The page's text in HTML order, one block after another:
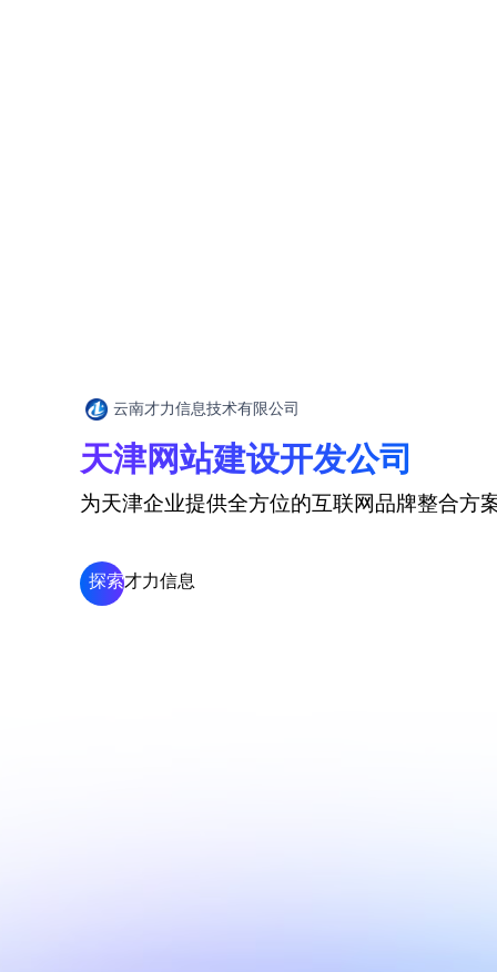
云南才力信息技术有限公司
天津网站建设开发公司
为天津企业提供全方位的互联网品牌整合方
探索才力信息